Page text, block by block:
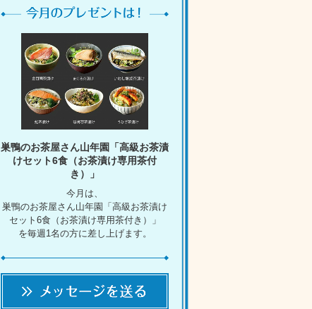
巣鴨のお茶屋さん山年園「高級お茶漬
けセット6食（お茶漬け専用茶付
き）」
今月は、
巣鴨のお茶屋さん山年園「高級お茶漬け
セット6食（お茶漬け専用茶付き）」
を毎週1名の方に差し上げます。